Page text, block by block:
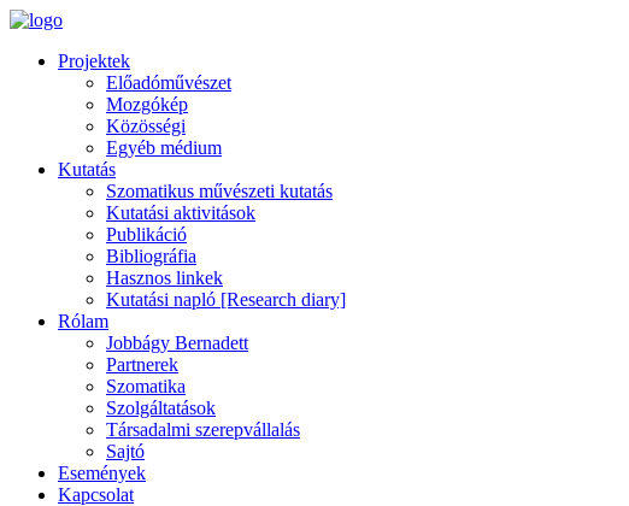
Projektek
Előadóművészet
Mozgókép
Közösségi
Egyéb médium
Kutatás
Szomatikus művészeti kutatás
Kutatási aktivitások
Publikáció
Bibliográfia
Hasznos linkek
Kutatási napló [Research diary]
Rólam
Jobbágy Bernadett
Partnerek
Szomatika
Szolgáltatások
Társadalmi szerepvállalás
Sajtó
Események
Kapcsolat